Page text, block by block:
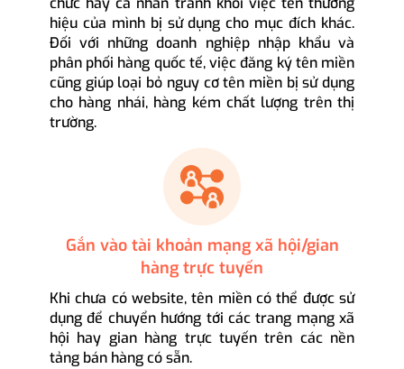
hiệu của mình bị sử dụng cho mục đích khác.
Đối với những doanh nghiệp nhập khẩu và
phân phối hàng quốc tế, việc đăng ký tên miền
cũng giúp loại bỏ nguy cơ tên miền bị sử dụng
cho hàng nhái, hàng kém chất lượng trên thị
trường.
Gắn vào tài khoản mạng xã hội/gian
hàng trực tuyến
Khi chưa có website, tên miền có thể được sử
dụng để chuyển hướng tới các trang mạng xã
hội hay gian hàng trực tuyến trên các nền
tảng bán hàng có sẵn.